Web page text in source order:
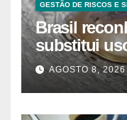
GESTÃO DE RISCOS E
Brasil
substitui
caranguejo-
AGOSTO 8, 2026